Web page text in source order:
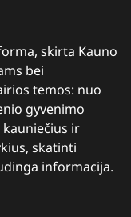
skirta Kauno
bei
temos: nuo
gyvenimo
ir
skatinti
informacija.